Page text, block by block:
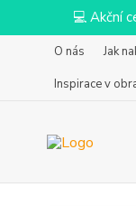
💻 Akční
O nás Jak
Inspirace v